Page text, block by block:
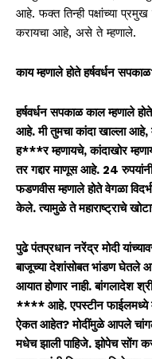
आहे. फक्त तिन्ही पक्षांच्या प्रमुख
करायचा आहे, असे ते म्हणाले.
काय म्हणाले होते हर्षवर्धन
हर्षवर्धन सपकाळ काल म्हणाले
आहे. मी तुमचा कांदा खाल्ला आहे,
ह***र म्हणायचे, कांदाखोर
तर गद्दार माणूस आहे. 24
फडणवीस म्हणाले होते वेगळा
केले. त्यामुळे ते महाराष्ट्राचे
पुढे पंतप्रधान नरेंद्र मोदी
बाजूच्या देशांसोबत भांडण घेतले
आयात होणार नाही. बांगलादेश
**** आहे. एपस्टीन फाईलमध्ये
ऐकत आहेत? मोदींमुळे आपले
मधेच झाली पाहिजे. झोपेच सोंग